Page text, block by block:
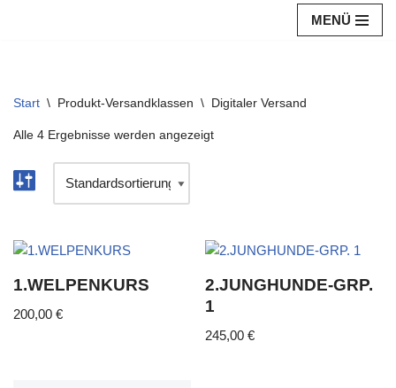
MENÜ
Start \ Produkt-Versandklassen \ Digitaler Versand
Alle 4 Ergebnisse werden angezeigt
1.WELPENKURS
200,00 €
2.JUNGHUNDE-GRP.
1
245,00€